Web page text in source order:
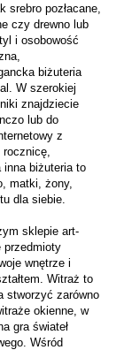
pozłacane,
czy drewno lub
i osobowość
biżuteria
W szerokiej
znajdziecie
lub do
z
inna biżuteria to
matki, żony,
dla siebie.
sklepie art-
przedmioty
wnętrze i
Witraż to
stworzyć zarówno
okienne, w
gra świateł
Wśród